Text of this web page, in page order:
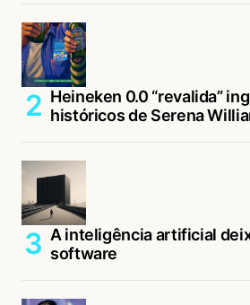
Heineken 0.0 “revalida”
históricos de Serena
A inteligência artificial
software